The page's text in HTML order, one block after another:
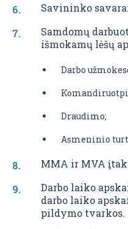
Savininko
Samdomų
išmokamų lėšų
Darbo
Draudimo;
Asmeninio
MMA ir MVA
Darbo laiko
darbo laiko
pildymo tvarkos.